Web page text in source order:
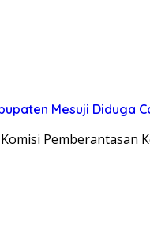
Mesuji Diduga
Pemberantasan